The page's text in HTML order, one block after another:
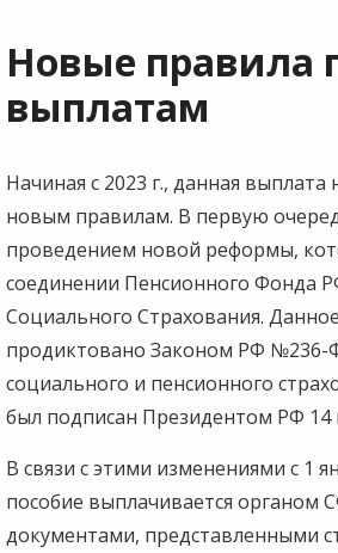
Новые правила
выплатам
Начиная с 2023 г., данная выплата
новым правилам. В первую
проведением новой реформы,
соединении Пенсионного Фонда
Социального Страхования.
продиктовано Законом РФ №236-
социального и пенсионного
был подписан Президентом РФ 14
В связи с этими изменениями с 1
пособие выплачивается органом
документами, представленными